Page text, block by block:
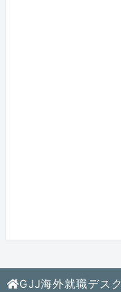
GJJ海外就職デスク